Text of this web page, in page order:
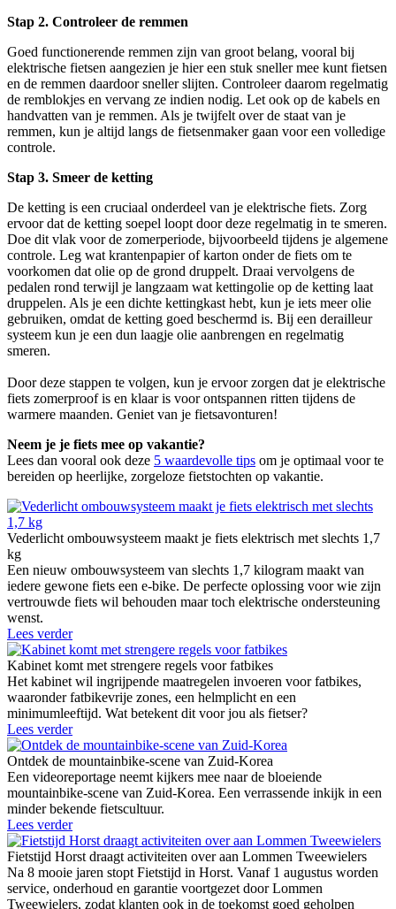
Stap 2. Controleer de remmen
Goed functionerende remmen zijn van groot belang, vooral bij
elektrische fietsen aangezien je hier een stuk sneller mee kunt fietsen
en de remmen daardoor sneller slijten. Controleer daarom regelmatig
de remblokjes en vervang ze indien nodig. Let ook op de kabels en
handvatten van je remmen. Als je twijfelt over de staat van je
remmen, kun je altijd langs de fietsenmaker gaan voor een volledige
controle.
Stap 3. Smeer de ketting
De ketting is een cruciaal onderdeel van je elektrische fiets. Zorg
ervoor dat de ketting soepel loopt door deze regelmatig in te smeren.
Doe dit vlak voor de zomerperiode, bijvoorbeeld tijdens je algemene
controle. Leg wat krantenpapier of karton onder de fiets om te
voorkomen dat olie op de grond druppelt. Draai vervolgens de
pedalen rond terwijl je langzaam wat kettingolie op de ketting laat
druppelen. Als je een dichte kettingkast hebt, kun je iets meer olie
gebruiken, omdat de ketting goed beschermd is. Bij een derailleur
systeem kun je een dun laagje olie aanbrengen en regelmatig
smeren.
Door deze stappen te volgen, kun je ervoor zorgen dat je elektrische
fiets zomerproof is en klaar is voor ontspannen ritten tijdens de
warmere maanden. Geniet van je fietsavonturen!
Neem je je fiets mee op vakantie?
Lees dan vooral ook deze 5 waardevolle tips om je optimaal voor te
bereiden op heerlijke, zorgeloze fietstochten op vakantie.
Vederlicht ombouwsysteem maakt je fiets elektrisch met slechts 1,7
kg
Een nieuw ombouwsysteem van slechts 1,7 kilogram maakt van
iedere gewone fiets een e-bike. De perfecte oplossing voor wie zijn
vertrouwde fiets wil behouden maar toch elektrische ondersteuning
wenst.
Lees verder
Kabinet komt met strengere regels voor fatbikes
Het kabinet wil ingrijpende maatregelen invoeren voor fatbikes,
waaronder fatbikevrije zones, een helmplicht en een
minimumleeftijd. Wat betekent dit voor jou als fietser?
Lees verder
Ontdek de mountainbike-scene van Zuid-Korea
Een videoreportage neemt kijkers mee naar de bloeiende
mountainbike-scene van Zuid-Korea. Een verrassende inkijk in een
minder bekende fietscultuur.
Lees verder
Fietstijd Horst draagt activiteiten over aan Lommen Tweewielers
Na 8 mooie jaren stopt Fietstijd in Horst. Vanaf 1 augustus worden
service, onderhoud en garantie voortgezet door Lommen
Tweewielers, zodat klanten ook in de toekomst goed geholpen